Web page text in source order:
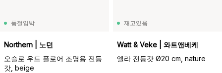
품절임박
Northern | 노던
오슬로 우드 플로어 조명용 전등
갓, beige
재고있음
Watt & Veke | 와트앤베케
엘라 전등갓 Ø20 cm, nature